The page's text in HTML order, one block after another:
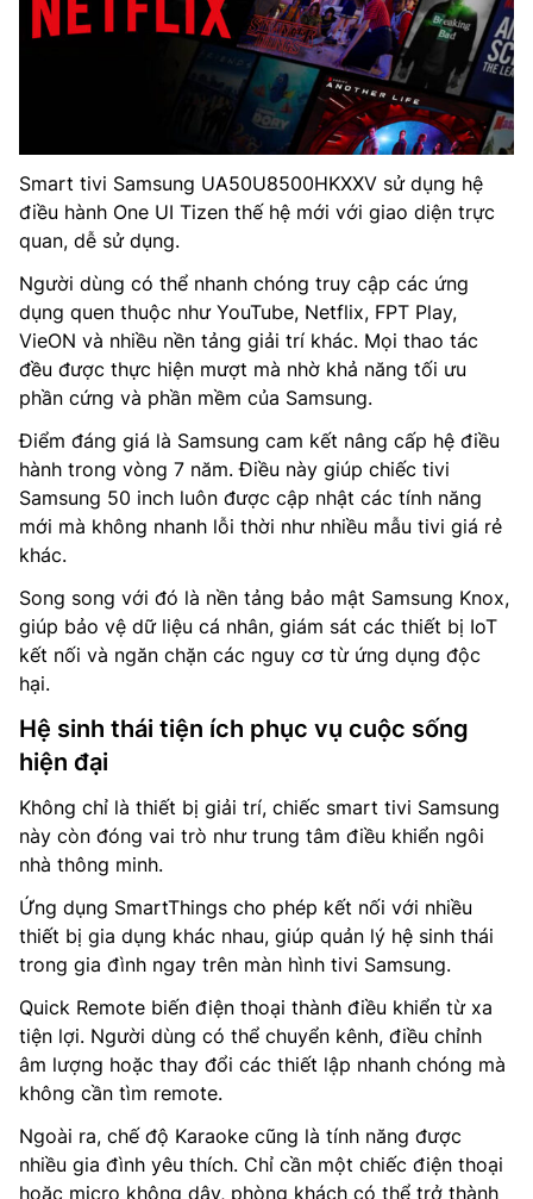
Smart tivi Samsung UA50U8500HKXXV sử dụng hệ
điều hành One UI Tizen thế hệ mới với giao diện trực
quan, dễ sử dụng.
Người dùng có thể nhanh chóng truy cập các ứng
dụng quen thuộc như YouTube, Netflix, FPT Play,
VieON và nhiều nền tảng giải trí khác. Mọi thao tác
đều được thực hiện mượt mà nhờ khả năng tối ưu
phần cứng và phần mềm của Samsung.
Điểm đáng giá là Samsung cam kết nâng cấp hệ điều
hành trong vòng 7 năm. Điều này giúp chiếc tivi
Samsung 50 inch luôn được cập nhật các tính năng
mới mà không nhanh lỗi thời như nhiều mẫu tivi giá rẻ
khác.
Song song với đó là nền tảng bảo mật Samsung Knox,
giúp bảo vệ dữ liệu cá nhân, giám sát các thiết bị IoT
kết nối và ngăn chặn các nguy cơ từ ứng dụng độc
hại.
Hệ sinh thái tiện ích phục vụ cuộc sống
hiện đại
Không chỉ là thiết bị giải trí, chiếc smart tivi Samsung
này còn đóng vai trò như trung tâm điều khiển ngôi
nhà thông minh.
Ứng dụng SmartThings cho phép kết nối với nhiều
thiết bị gia dụng khác nhau, giúp quản lý hệ sinh thái
trong gia đình ngay trên màn hình tivi Samsung.
Quick Remote biến điện thoại thành điều khiển từ xa
tiện lợi. Người dùng có thể chuyển kênh, điều chỉnh
âm lượng hoặc thay đổi các thiết lập nhanh chóng mà
không cần tìm remote.
Ngoài ra, chế độ Karaoke cũng là tính năng được
nhiều gia đình yêu thích. Chỉ cần một chiếc điện thoại
hoặc micro không dây, phòng khách có thể trở thành